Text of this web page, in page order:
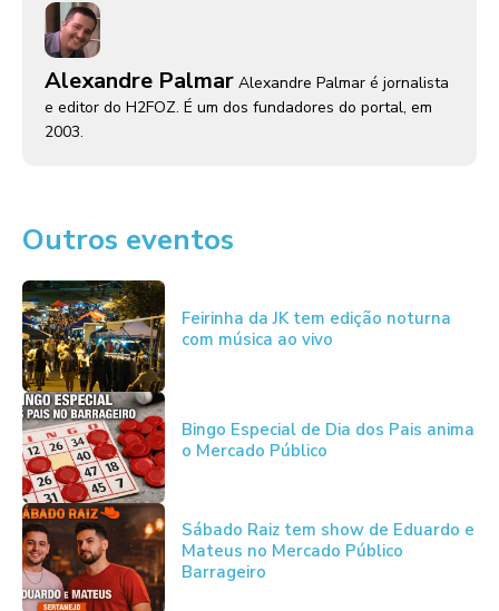
Alexandre Palmar Alexandre Palmar é jornalista
e editor do H2FOZ. É um dos fundadores do portal, em
2003.
Outros eventos
Feirinha da JK tem edição noturna
com música ao vivo
Bingo Especial de Dia dos Pais anima
o Mercado Público
Sábado Raiz tem show de Eduardo e
Mateus no Mercado Público
Barrageiro